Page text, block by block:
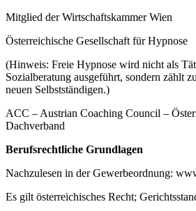
Mitglied der Wirtschaftskammer Wien
Österreichische Gesellschaft für Hypnose
(Hinweis: Freie Hypnose wird nicht als
Sozialberatung ausgeführt, sondern zählt
neuen Selbstständigen.)
ACC – Austrian Coaching Council –
Dachverband
Berufsrechtliche Grundlagen
Nachzulesen in der Gewerbeordnung:
Es gilt österreichisches Recht;